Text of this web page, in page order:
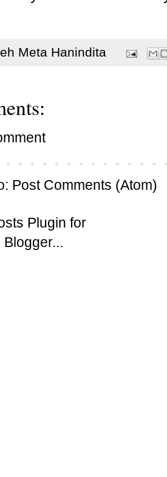
Meta Hanindita
Post Comments (Atom)